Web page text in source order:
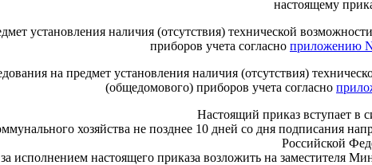
настоящему
установления наличия (отсутствия) технической
приборов учета согласно приложению
на предмет установления наличия (отсутствия)
(общедомового) приборов учета согласно
Настоящий приказ вступает в
хозяйства не позднее 10 дней со дня подписания
Российской
исполнением настоящего приказа возложить на заместителя